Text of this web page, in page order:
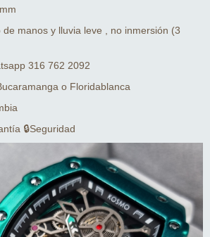
manos y lluvia leve , no inmersión (3
316 762 2092
o Floridablanca
🔒Seguridad